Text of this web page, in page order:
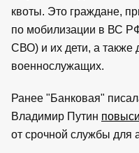
квоты. Это граждане,
по мобилизации в ВС
СВО) и их дети, а также
военнослужащих.
Ранее "Банковая"
Владимир Путин
от срочной службы для